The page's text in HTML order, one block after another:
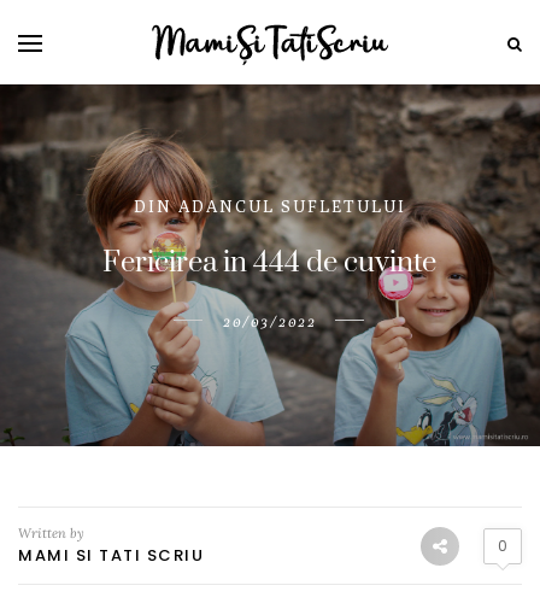
DIN ADANCUL SUFLETULUI
Fericirea in 444 de cuvinte
20/03/2022
Written by
MAMI SI TATI SCRIU 0